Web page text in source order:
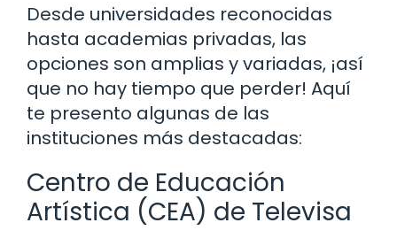
Desde universidades reconocidas
hasta academias privadas, las
opciones son amplias y variadas, ¡así
que no hay tiempo que perder! Aquí
te presento algunas de las
instituciones más destacadas:
Centro de Educación
Artística (CEA) de Televisa